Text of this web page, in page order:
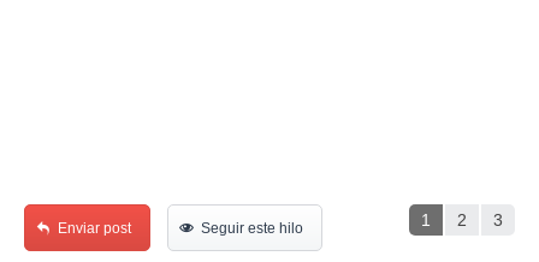
1 2 3
Enviar post Seguir este hilo